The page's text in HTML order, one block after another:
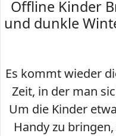
Offline Kinder
und dunkle
Es kommt wieder
Zeit, in der man
Um die Kinder
Handy zu